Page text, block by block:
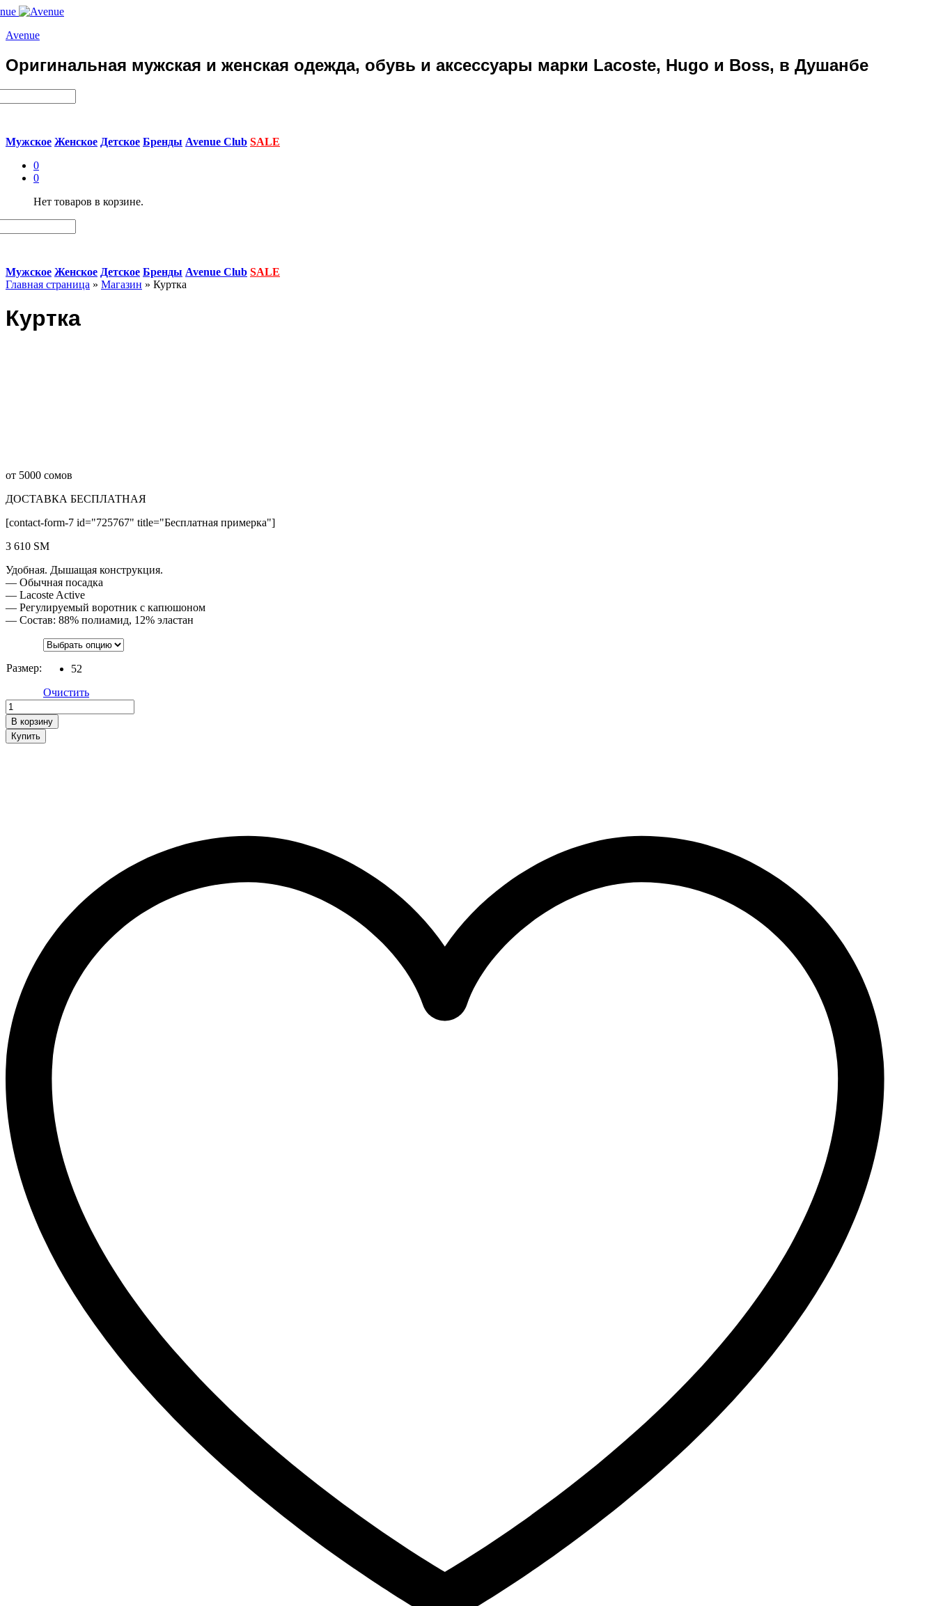
Avenue
Оригинальная мужская и женская одежда, обувь и аксессуары марки Lacoste, Hugo и Boss, в Душанбе
Мужское Женское Детское Бренды Avenue Club SALE
0
0
Нет товаров в корзине.
Мужское Женское Детское Бренды Avenue Club SALE
Главная страница » Магазин » Куртка
Куртка
от 5000 сомов
ДОСТАВКА БЕСПЛАТНАЯ
[contact-form-7 id="725767" title="Бесплатная примерка"]
3 610 ЅМ
Удобная. Дышащая конструкция.
— Обычная посадка
— Lacoste Active
— Регулируемый воротник с капюшоном
— Состав: 88% полиамид, 12% эластан
Размер:
52
Очистить
Куртка
quantity
В корзину
Купить